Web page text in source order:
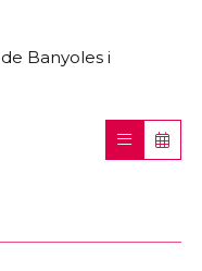
Banyoles i